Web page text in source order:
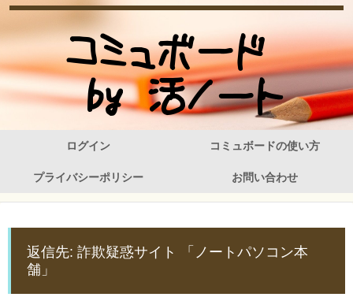
ログイン コミュボードの使い方
プライバシーポリシー お問い合わせ
返信先: 詐欺疑惑サイト 「ノートパソコン本
舗」